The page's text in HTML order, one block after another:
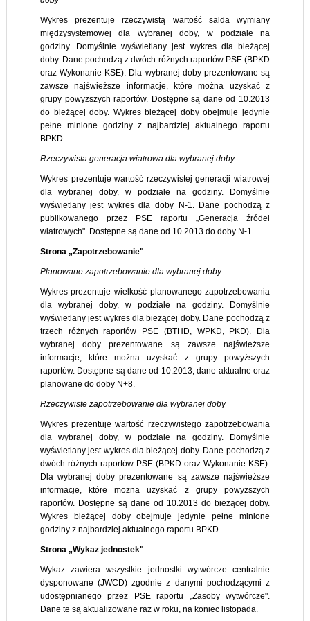
Wykres prezentuje rzeczywistą wartość salda wymiany
międzysystemowej dla wybranej doby, w podziale na
godziny. Domyślnie wyświetlany jest wykres dla bieżącej
doby. Dane pochodzą z dwóch różnych raportów PSE (BPKD
oraz Wykonanie KSE). Dla wybranej doby prezentowane są
zawsze najświeższe informacje, które można uzyskać z
grupy powyższych raportów. Dostępne są dane od 10.2013
do bieżącej doby. Wykres bieżącej doby obejmuje jedynie
pełne minione godziny z najbardziej aktualnego raportu
BPKD.
Rzeczywista generacja wiatrowa dla wybranej doby
Wykres prezentuje wartość rzeczywistej generacji wiatrowej
dla wybranej doby, w podziale na godziny. Domyślnie
wyświetlany jest wykres dla doby N-1. Dane pochodzą z
publikowanego przez PSE raportu „Generacja źródeł
wiatrowych". Dostępne są dane od 10.2013 do doby N-1.
Strona „Zapotrzebowanie"
Planowane zapotrzebowanie dla wybranej doby
Wykres prezentuje wielkość planowanego zapotrzebowania
dla wybranej doby, w podziale na godziny. Domyślnie
wyświetlany jest wykres dla bieżącej doby. Dane pochodzą z
trzech różnych raportów PSE (BTHD, WPKD, PKD). Dla
wybranej doby prezentowane są zawsze najświeższe
informacje, które można uzyskać z grupy powyższych
raportów. Dostępne są dane od 10.2013, dane aktualne oraz
planowane do doby N+8.
Rzeczywiste zapotrzebowanie dla wybranej doby
Wykres prezentuje wartość rzeczywistego zapotrzebowania
dla wybranej doby, w podziale na godziny. Domyślnie
wyświetlany jest wykres dla bieżącej doby. Dane pochodzą z
dwóch różnych raportów PSE (BPKD oraz Wykonanie KSE).
Dla wybranej doby prezentowane są zawsze najświeższe
informacje, które można uzyskać z grupy powyższych
raportów. Dostępne są dane od 10.2013 do bieżącej doby.
Wykres bieżącej doby obejmuje jedynie pełne minione
godziny z najbardziej aktualnego raportu BPKD.
Strona „Wykaz jednostek"
Wykaz zawiera wszystkie jednostki wytwórcze centralnie
dysponowane (JWCD) zgodnie z danymi pochodzącymi z
udostępnianego przez PSE raportu „Zasoby wytwórcze".
Dane te są aktualizowane raz w roku, na koniec listopada.